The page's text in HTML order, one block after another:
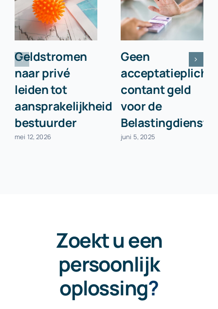
Geldstromen
naar privé
leiden tot
aansprakelijkheid
bestuurder
mei 12, 2026
Geen
acceptatieplicht
contant geld
voor de
Belastingdienst
juni 5, 2025
Zoekt u een
persoonlijk
oplossing?